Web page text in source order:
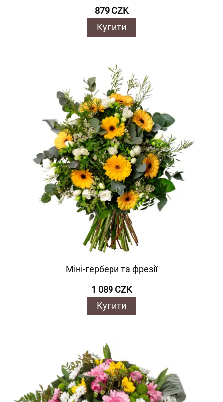
879 CZK
Купити
Міні-гербери та фрезії
1 089 CZK
Купити